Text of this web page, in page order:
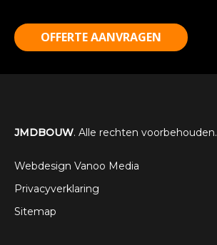
OFFERTE AANVRAGEN
JMDBOUW. Alle rechten voorbehouden.
Webdesign Vanoo Media
Privacyverklaring
Sitemap